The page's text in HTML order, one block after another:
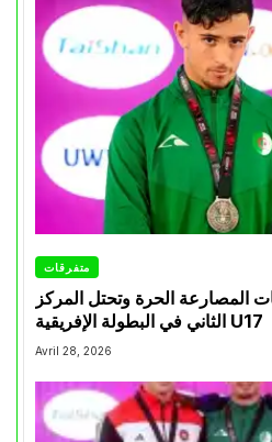
متفرقات
المصارعة الحرة وتحتل المركز
الثاني في البطولة الإفريقية U17
Avril 28, 2026